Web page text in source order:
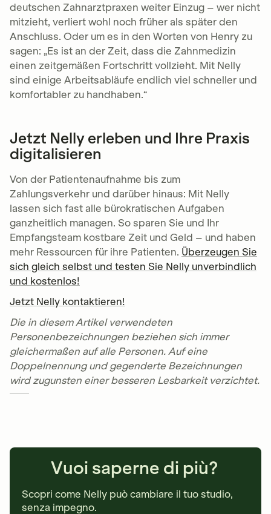
deutschen Zahnarztpraxen weiter Einzug – wer nicht
mitzieht, verliert wohl noch früher als später den
Anschluss. Oder um es in den Worten von Henry zu
sagen: „Es ist an der Zeit, dass die Zahnmedizin
einen zeitgemäßen Fortschritt vollzieht. Mit Nelly
sind einige Arbeitsabläufe endlich viel schneller und
komfortabler zu handhaben.“
Jetzt Nelly erleben und Ihre Praxis
digitalisieren
Von der Patientenaufnahme bis zum
Zahlungsverkehr und darüber hinaus: Mit Nelly
lassen sich fast alle bürokratischen Aufgaben
ganzheitlich managen. So sparen Sie und Ihr
Empfangsteam kostbare Zeit und Geld – und haben
mehr Ressourcen für ihre Patienten. Überzeugen Sie
sich gleich selbst und testen Sie Nelly unverbindlich
und kostenlos!
Jetzt Nelly kontaktieren!
Die in diesem Artikel verwendeten
Personenbezeichnungen beziehen sich immer
gleichermaßen auf alle Personen. Auf eine
Doppelnennung und gegenderte Bezeichnungen
wird zugunsten einer besseren Lesbarkeit verzichtet.
Vuoi saperne di più?
Scopri come Nelly può cambiare il tuo studio,
senza impegno.